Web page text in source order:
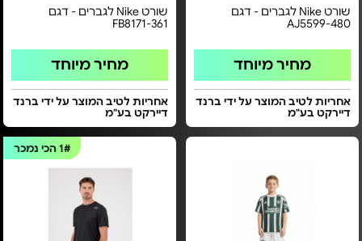
שורט Nike לגברים - דגם
AJ5599-480
מחיר מיוחד
אחריות לטיב המוצר על ידי ברנד
דיירקט בע"מ
שורט Nike לגברים - דגם
FB8171-361
מחיר מיוחד
אחריות לטיב המוצר על ידי ברנד
דיירקט בע"מ
1#הכי נמכר